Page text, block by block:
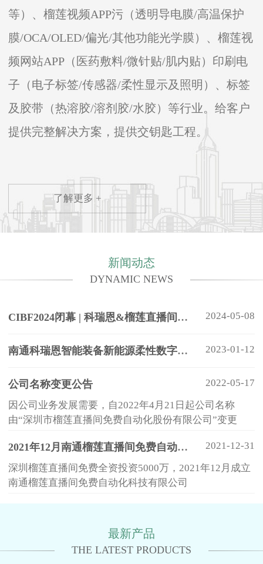
等）、榴莲视频APP污（透明导电膜/高温保护
膜/OCA/OLED/偏光/其他功能光学膜）、榴莲视
频网站APP（医药敷料/微针贴/肌内贴）印刷电
子（电子标签/传感器/柔性显示及照明）、标签
及胶带（热溶胶/溶剂胶/水胶）等行业。给客户
提供完整解决方案，提供交钥匙工程。
了解更多 +
新闻动态
DYNAMIC NEWS
直
播
间
费
公
夏
季
全
工
珠
海
外
仃
岛
之
知
名
新
源
公
技
术
人
临
我
司
进
实
验
测
深
圳
榴
直
播
免
费
开
防
安
全
知
培
训
活
CIBF2024闭幕 | 科瑞恩&榴莲直播间免费圆满收官 2024-05-08
南通科瑞恩智能装备新能源柔性数字化生产线及自动化生产设备产业化项目(一期) - 开工奠基仪式隆重举行 2023-01-12
公司名称变更公告
2022-05-17
因公司业务发展需要，自2022年4月21日起公司名称
由“深圳市榴莲直播间免费自动化股份有限公司”变更
2021年12月南通榴莲直播间免费自动化科技有限公司成立
2021-12-31
深圳榴莲直播间免费全资投资5000万，2021年12月成立
南通榴莲直播间免费自动化科技有限公司
最新产品
THE LATEST PRODUCTS